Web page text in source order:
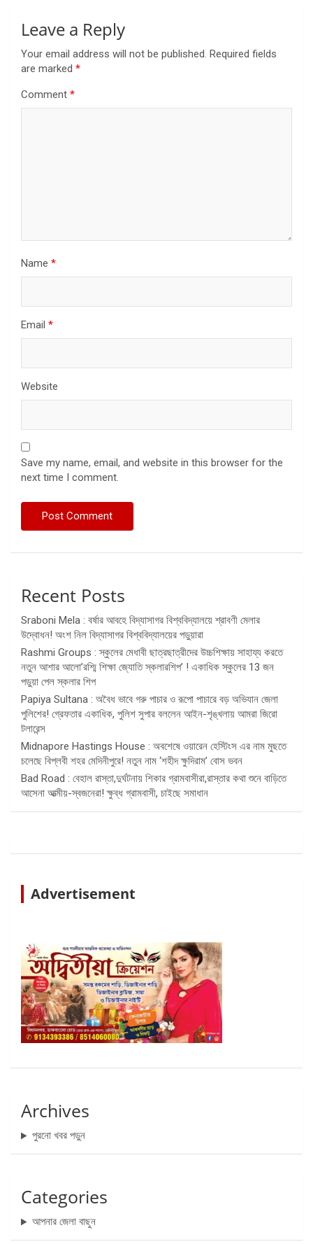
Leave a Reply
Your email address will not be published. Required fields
are marked *
Comment *
Name *
Email *
Website
Save my name, email, and website in this browser for the
next time I comment.
Recent Posts
Sraboni Mela : বর্ষার আবহে বিদ্যাসাগর বিশ্ববিদ্যালয়ে শ্রাবণী মেলার
উদ্বোধন! অংশ নিল বিদ্যাসাগর বিশ্ববিদ্যালয়ের পড়ুয়ারা
Rashmi Groups : স্কুলের মেধাবী ছাত্রছাত্রীদের উচ্চশিক্ষায় সাহায্য করতে
নতুন আশার আলো’রশ্মি শিক্ষা জ্যোতি স্কলারশিপ’ ! একাধিক স্কুলের 13 জন
পড়ুয়া পেল স্কলার শিপ
Papiya Sultana : অবৈধ ভাবে গরু পাচার ও রূপো পাচারে বড় অভিযান জেলা
পুলিশের! গ্রেফতার একাধিক, পুলিশ সুপার বললেন আইন-শৃঙ্খলায় আমরা জিরো
টলারেন্স
Midnapore Hastings House : অবশেষে ওয়ারেন হেস্টিংস এর নাম মুছতে
চলেছে বিপ্লবী শহর মেদিনীপুরে! নতুন নাম ‘শহীদ ক্ষুদিরাম’ বোস ভবন
Bad Road : বেহাল রাস্তা,দুর্ঘটনায় শিকার গ্রামবাসীরা,রাস্তার কথা শুনে বাড়িতে
আসেনা আত্মীয়-স্বজনেরা! ক্ষুব্ধ গ্রামবাসী, চাইছে সমাধান
Advertisement
Archives
পুরনো খবর পড়ুন
Categories
আপনার জেলা বাছুন